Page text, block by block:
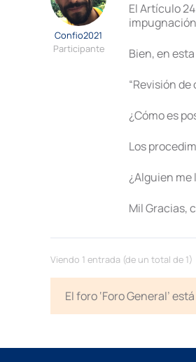
Confio2021
Participante
El Artículo
Bien, en
“Revisión
¿Cómo es
Los
¿Alguien me
Mil Gracias,
Viendo 1 entrada (de un total de 1)
El foro ‘Foro General’